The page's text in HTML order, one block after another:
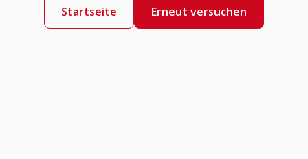
Startseite
Erneut versuchen